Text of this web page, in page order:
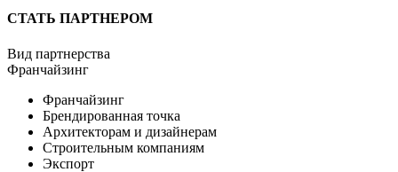
СТАТЬ ПАРТНЕРОМ
Вид партнерства
Франчайзинг
Франчайзинг
Брендированная точка
Архитекторам и дизайнерам
Строительным компаниям
Экспорт